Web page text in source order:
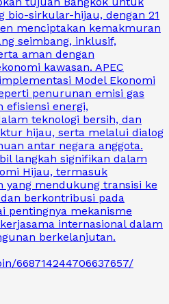
bio-sirkular-hijau, dengan 21
menciptakan kemakmuran
seimbang, inklusif,
aman dengan
kawasan. APEC
Model Ekonomi
penurunan emisi gas
efisiensi energi,
teknologi bersih, dan
hijau, serta melalui dialog
antar negara anggota.
langkah signifikan dalam
Hijau, termasuk
yang mendukung transisi ke
berkontribusi pada
pentingnya mekanisme
internasional dalam
berkelanjutan.
668714244706637657/